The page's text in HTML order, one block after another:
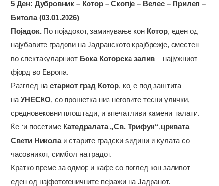
5 Ден: Дубровник – Котор – Скопје – Велес – Прилеп –
Битола (03.01.2026)
Појадок. По појадокот, заминување кон Котор, еден од
најубавите градови на Јадранското крајбрежје, сместен
во спектакуларниот Бока Которска залив – најјужниот
фјорд во Европа.
Разглед настариот град Котор, кој е под заштита
наУНЕСКО, со прошетка низ неговите тесни улички,
средновековни плоштади, и впечатливи камени палати.
Ќе ги посетиме Катедралата „Св. Трифун“,црквата
Свети Никола и старите градски ѕидини и кулата со
часовникот, симбол на градот.
Кратко време за одмор и кафе со поглед кон заливот –
еден од најфотогеничните пејзажи на Јадранот.